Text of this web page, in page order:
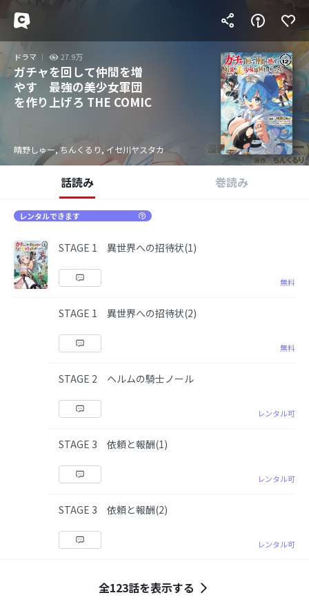
ドラマ 27.9万
ガチャを回して仲間を増
やす 最強の美少女軍団
を作り上げろ THE COMIC
晴野しゅー, ちんくるり, イセ川ヤスタカ
話読み 巻読み
レンタルできます
STAGE 1 異世界への招待状(1)
無料
STAGE 1 異世界への招待状(2)
無料
STAGE 2 ヘルムの騎士ノール
レンタル可
STAGE 3 依頼と報酬(1)
レンタル可
STAGE 3 依頼と報酬(2)
レンタル可
全123話を表示する